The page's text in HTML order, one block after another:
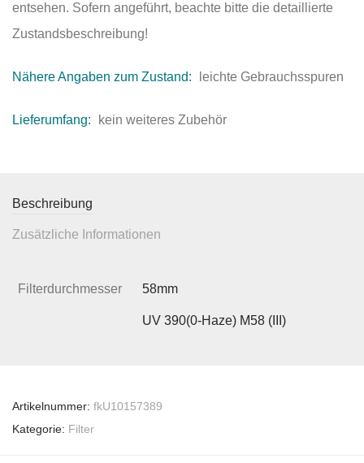
entsehen. Sofern angeführt, beachte bitte die detaillierte
Zustandsbeschreibung!
Nähere Angaben zum Zustand: leichte Gebrauchsspuren
Lieferumfang: kein weiteres Zubehör
Beschreibung
Zusätzliche Informationen
Filterdurchmesser 58mm
UV 390(0-Haze) M58 (III)
Artikelnummer: fkU10157389
Kategorie: Filter